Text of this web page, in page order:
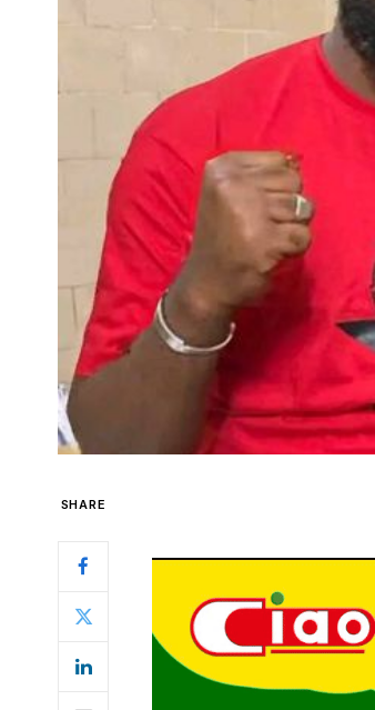
SHARE